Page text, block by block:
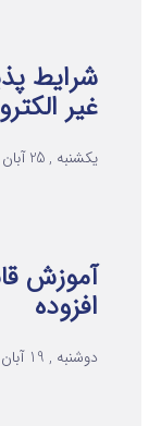
شرایط
غیر
یکشنبه , 25 آبان 1404
آموزش
افزوده
دوشنبه , 19 آبان 1404